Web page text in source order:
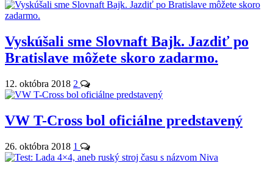
Vyskúšali sme Slovnaft Bajk. Jazdiť po
Bratislave môžete skoro zadarmo.
12. októbra 2018 2
VW T-Cross bol oficiálne predstavený
26. októbra 2018 1